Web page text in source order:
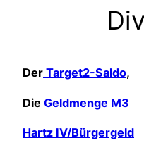
Der Target2-Saldo,
Die Geldmenge M3
Hartz IV/Bürgergeld